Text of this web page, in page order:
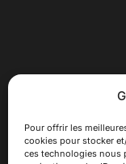
Pour offrir les
cookies pour stocker
ces technologies nous
à